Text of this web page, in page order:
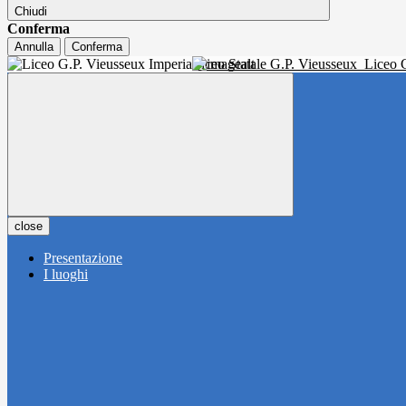
Chiudi
Conferma
Annulla Conferma
Liceo Statale G.P. Vieusseux Liceo
close
Presentazione
I luoghi